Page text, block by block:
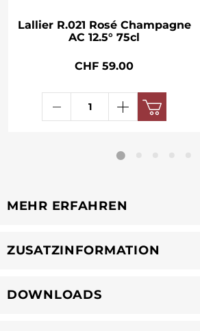
Lallier R.021 Rosé Champagne
AC 12.5° 75cl
CHF 59.00
MEHR ERFAHREN
ZUSATZINFORMATION
DOWNLOADS